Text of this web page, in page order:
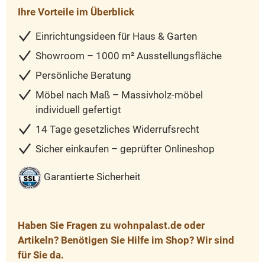
Ihre Vorteile im Überblick
Einrichtungsideen für Haus & Garten
Showroom – 1000 m² Ausstellungsfläche
Persönliche Beratung
Möbel nach Maß – Massivholz-möbel
individuell gefertigt
14 Tage gesetzliches Widerrufsrecht
Sicher einkaufen – geprüfter Onlineshop
Garantierte Sicherheit
Haben Sie Fragen zu wohnpalast.de oder
Artikeln? Benötigen Sie Hilfe im Shop? Wir sind
für Sie da.